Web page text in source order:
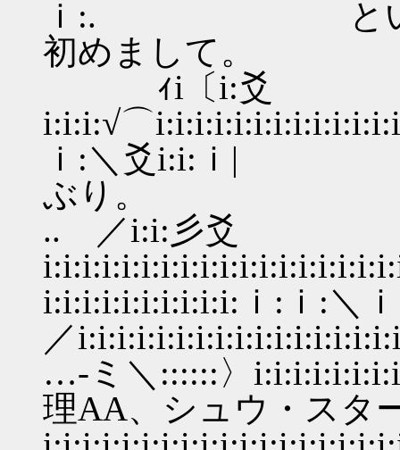
ｉ:. という訳
初めまして。
ｨi〔i:爻
ｉ:＼爻i:i:ｉ| .
ぶり。
.. ／i:i:彡爻
i:i:i:i:i:i:i:i:i:i:ｉ:ｉ:＼
／
…-ミ＼::::::〉
理AA、シュウ・スタ